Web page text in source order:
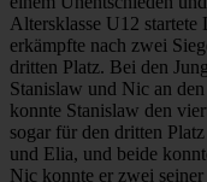
Altersklasse U12
erkämpfte nach zwei
dritten Platz. Bei den
Stanislaw und Nic an
konnte Stanislaw den
sogar für den dritten
und Elia, und beide
Nic konnte er zwei